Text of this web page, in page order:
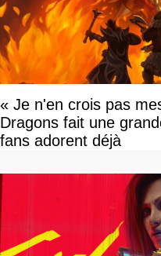
« Je n'en crois pas
Dragons fait une
fans adorent déjà